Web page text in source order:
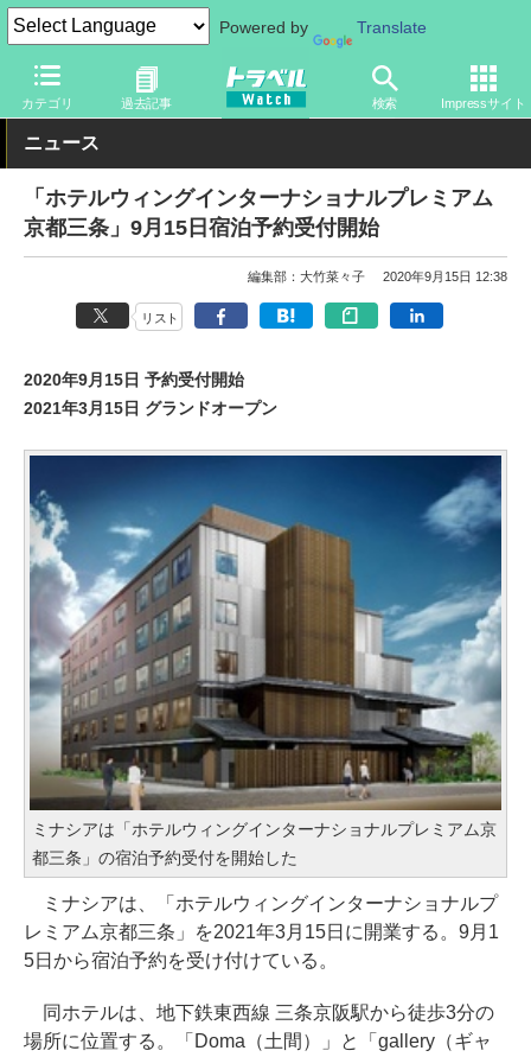
Powered by Translate
カテゴリ 過去記事 検索 Impressサイト
トラベル Watch 地域 国内旅行 京都・大阪
ニュース
「ホテルウィングインターナショナルプレミアム
京都三条」9月15日宿泊予約受付開始
編集部：大竹菜々子 2020年9月15日 12:38
リスト
2020年9月15日 予約受付開始
2021年3月15日 グランドオープン
ミナシアは「ホテルウィングインターナショナルプレミアム京
都三条」の宿泊予約受付を開始した
ミナシアは、「ホテルウィングインターナショナルプ
レミアム京都三条」を2021年3月15日に開業する。9月1
5日から宿泊予約を受け付けている。
同ホテルは、地下鉄東西線 三条京阪駅から徒歩3分の
場所に位置する。「Doma（土間）」と「gallery（ギャ